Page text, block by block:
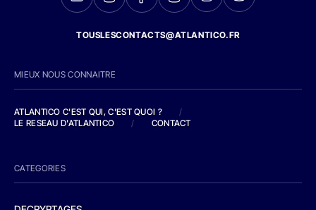
TOUSLESCONTACTS@ATLANTICO.FR
MIEUX NOUS CONNAITRE
ATLANTICO C'EST QUI, C'EST QUOI ?
/
LE RESEAU D'ATLANTICO
/ CONTACT
CATEGORIES